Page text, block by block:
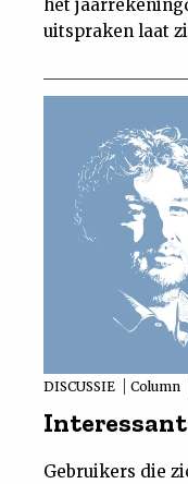
het
uitspraken laat
DISCUSSIE Column
Gebruikers die